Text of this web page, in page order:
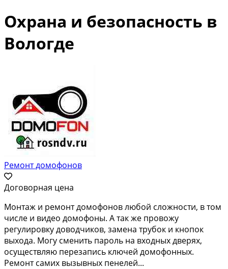
Охрана и безопасность в
Вологде
Ремонт домофонов
Договорная цена
Монтаж и ремонт домофонов любой сложности, в том
числе и видео домофоны. А так же провожу
регулировку доводчиков, замена трубок и кнопок
выхода. Могу сменить пароль на входных дверях,
осуществляю перезапись ключей домофонных.
Ремонт самих вызывных пенелей...